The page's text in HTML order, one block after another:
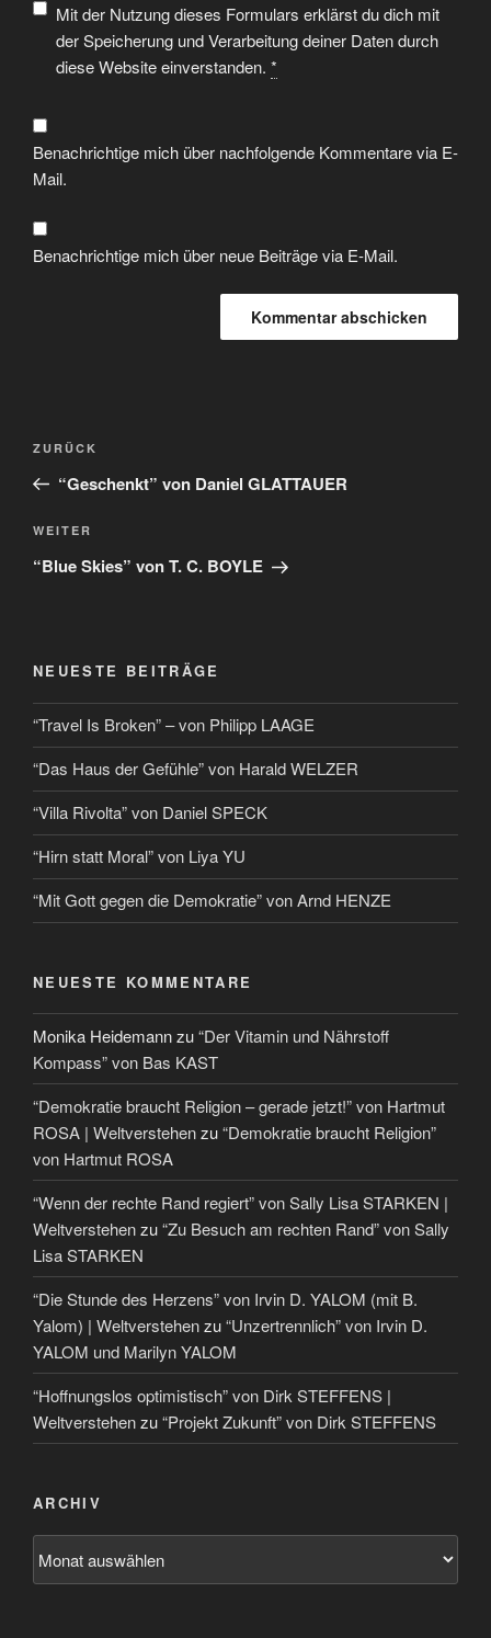
Mit der Nutzung dieses Formulars erklärst du dich mit
der Speicherung und Verarbeitung deiner Daten durch
diese Website einverstanden. *
Benachrichtige mich über nachfolgende Kommentare via E-
Mail.
Benachrichtige mich über neue Beiträge via E-Mail.
ZURÜCK
“Geschenkt” von Daniel GLATTAUER
WEITER
“Blue Skies” von T. C. BOYLE
NEUESTE BEITRÄGE
“Travel Is Broken” – von Philipp LAAGE
“Das Haus der Gefühle” von Harald WELZER
“Villa Rivolta” von Daniel SPECK
“Hirn statt Moral” von Liya YU
“Mit Gott gegen die Demokratie” von Arnd HENZE
NEUESTE KOMMENTARE
Monika Heidemannzu“Der Vitamin und Nährstoff
Kompass” von Bas KAST
“Demokratie braucht Religion – gerade jetzt!” von Hartmut
ROSA | Weltverstehenzu“Demokratie braucht Religion”
von Hartmut ROSA
“Wenn der rechte Rand regiert” von Sally Lisa STARKEN |
Weltverstehenzu“Zu Besuch am rechten Rand” von Sally
Lisa STARKEN
“Die Stunde des Herzens” von Irvin D. YALOM (mit B.
Yalom) | Weltverstehenzu“Unzertrennlich” von Irvin D.
YALOM und Marilyn YALOM
“Hoffnungslos optimistisch” von Dirk STEFFENS |
Weltverstehenzu“Projekt Zukunft” von Dirk STEFFENS
ARCHIV